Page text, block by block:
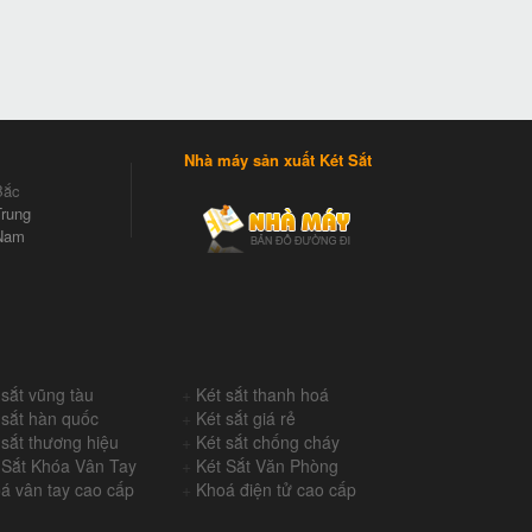
Nhà máy sản xuất Két Sắt
vũng tàu
Két sắt thanh hoá
hàn quốc
Két sắt giá rẻ
thương hiệu
Két sắt chống cháy
Khóa Vân Tay
Két Sắt Văn Phòng
vân tay cao cấp Khoá điện tử cao cấp